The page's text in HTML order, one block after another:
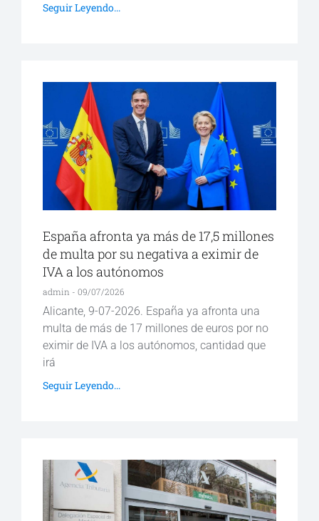
Seguir Leyendo...
España afronta ya más de 17,5 millones
de multa por su negativa a eximir de
IVA a los autónomos
admin 09/07/2026
Alicante, 9-07-2026. España ya afronta una
multa de más de 17 millones de euros por no
eximir de IVA a los autónomos, cantidad que
irá
Seguir Leyendo...